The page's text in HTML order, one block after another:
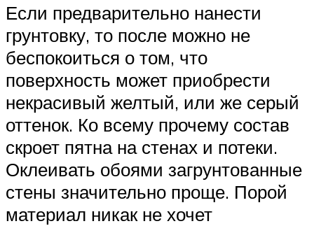
Если предварительно нанести
грунтовку, то после можно не
беспокоиться о том, что
поверхность может приобрести
некрасивый желтый, или же серый
оттенок. Ко всему прочему состав
скроет пятна на стенах и потеки.
Оклеивать обоями загрунтованные
стены значительно проще. Порой
материал никак не хочет